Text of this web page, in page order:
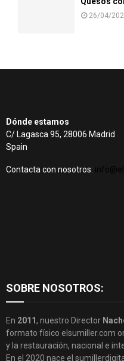
26/04/
Dónde estamos
C/ Lagasca 95, 28006 Madrid
Spain
Contacta con nosotros:
SOBRE NOSOTROS:
En 2011, nuestro Director
formato físico elsumiller.com
y la restauración, nacional e
En el 2020 nace el